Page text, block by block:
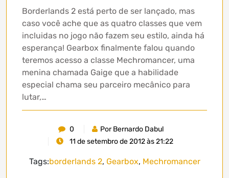
Borderlands 2 está perto de ser lançado, mas
caso você ache que as quatro classes que vem
incluidas no jogo não fazem seu estilo, ainda há
esperança! Gearbox finalmente falou quando
teremos acesso a classe Mechromancer, uma
menina chamada Gaige que a habilidade
especial chama seu parceiro mecânico para
lutar,…
0
Por Bernardo Dabul
11 de setembro de 2012 às 21:22
Tags:borderlands 2, Gearbox, Mechromancer